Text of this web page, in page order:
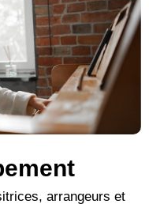
arrangeurs et